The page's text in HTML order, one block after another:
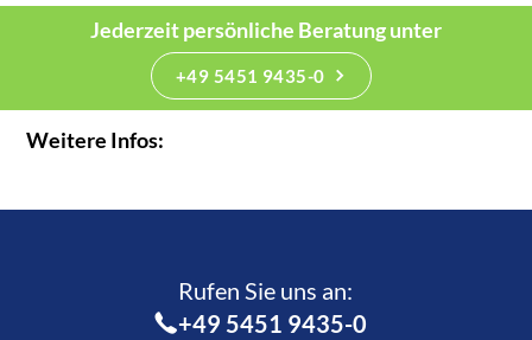
Jederzeit persönliche Beratung unter
+49 5451 9435-0
Weitere Infos:
Rufen Sie uns an:­
+49 5451 9435-0